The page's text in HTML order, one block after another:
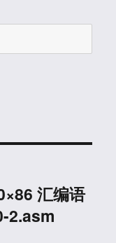
汇编语
2.asm